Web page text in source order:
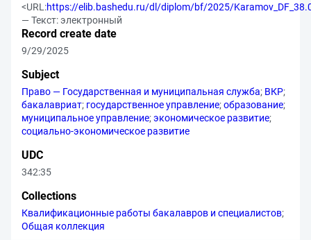
<URL:https://elib.bashedu.ru/dl/diplom/bf/2025/
— Текст: электронный
Record create date
9/29/2025
Subject
Право — Государственная и муниципальная служба; ВКР;
бакалавриат; государственное управление;образование;
муниципальное управление;экономическое развитие;
социально-экономическое развитие
UDC
342:35
Collections
Квалификационные работы бакалавров и специалистов;
Общая коллекция